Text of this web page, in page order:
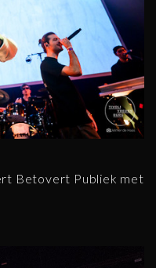
Betovert Publiek met